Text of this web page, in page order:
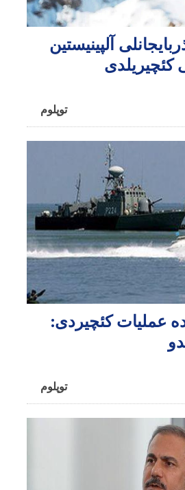
آلپینیستین
کئچیریلدی
توپلوم
عملیات کئچیردی:
توپلوم